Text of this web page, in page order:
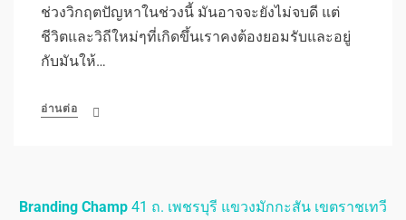
ช่วงวิกฤตปัญหาในช่วงนี้ มันอาจจะยังไม่จบดี แต่
ชีวิตและวิถีใหม่ๆที่เกิดขึ้นเราคงต้องยอมรับและอยู่
กับมันให้…
อ่านต่อ
Branding Champ 41 ถ. เพชรบุรี แขวงมักกะสัน เขตราชเทวี